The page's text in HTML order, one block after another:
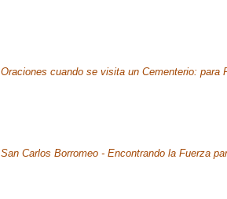
Oraciones cuando se visita un Cementerio:
San Carlos Borromeo - Encontrando la Fuerza